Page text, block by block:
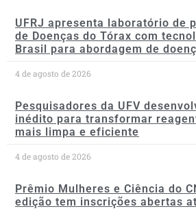
UFRJ apresenta laboratório de
de Doenças do Tórax com
Brasil para abordagem de
4 de agosto de 2026
Pesquisadores da UFV
inédito para transformar
mais limpa e eficiente
4 de agosto de 2026
Prêmio Mulheres e Ciência do
edição tem inscrições abertas